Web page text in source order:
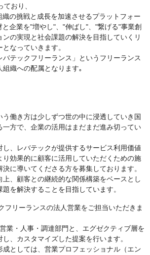
おり、
の挑戦と成長を加速させるプラットフォー
と企業を"増やし"、"伸ばし"、"繋げる"事業創
の実現と社会課題の解決を目指していくリ
なっていきます。
バテックフリーランス」というフリーランス
織への配属となります｡
う働き方は少しずつ世の中に浸透していき国
一方で、企業の活用はまだまだ進み切ってい
し、レバテックが提供するサービス利用価値
り効果的に顧客に活用していただくための施
に導いてくださる方を募集しております。
上、顧客との継続的な関係構築をベースとし
を解決することを目指しています。
フリーランスの法人営業をご担当いただきま
業・人事・調達部門と、エグゼクティブ層を
、カスタマイズした提案を行います。
としては、営業プロフェッショナル（エン